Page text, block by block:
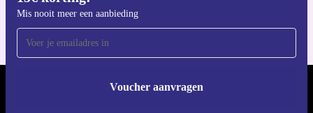
Mis nooit meer een aanbieding
Voucher aanvragen
REFURBED NEDERLAND - RETHINK NEW.